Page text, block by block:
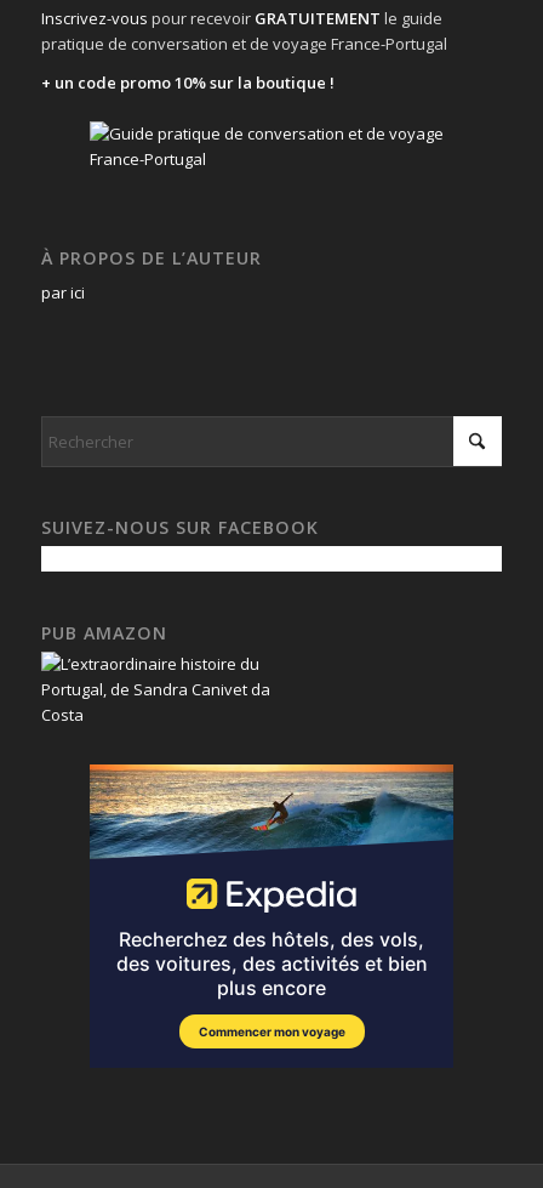
Inscrivez-vous pour recevoir GRATUITEMENT le guide
pratique de conversation et de voyage France-Portugal
+ un code promo 10% sur la boutique !
À PROPOS DE L’AUTEUR
par ici
SUIVEZ-NOUS SUR FACEBOOK
PUB AMAZON